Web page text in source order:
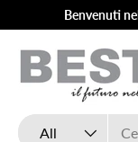
Skip to content
Benvenuti
Search
Product type
All